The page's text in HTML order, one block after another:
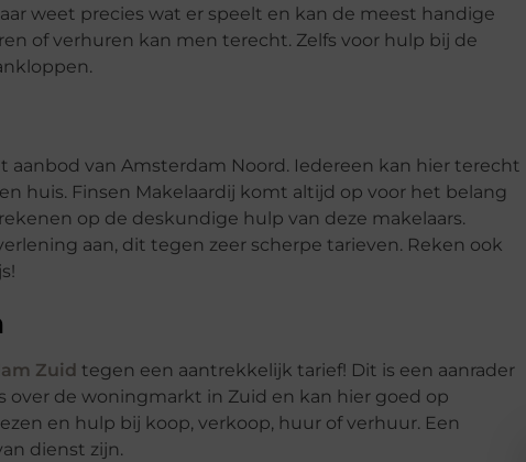
weet precies wat er speelt en kan de meest handige
of verhuren kan men terecht. Zelfs voor hulp bij de
aanbod van Amsterdam Noord. Iedereen kan hier terecht
huis. Finsen Makelaardij komt altijd op voor het belang
op de deskundige hulp van deze makelaars.
aan, dit tegen zeer scherpe tarieven. Reken ook
Zuid tegen een aantrekkelijk tarief! Dit is een aanrader
over de woningmarkt in Zuid en kan hier goed op
en hulp bij koop, verkoop, huur of verhuur. Een
dienst zijn.